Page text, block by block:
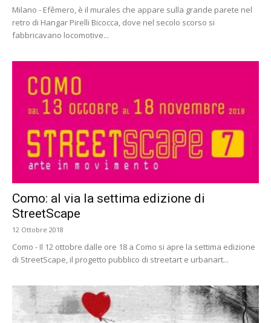
Milano - Efêmero, è il murales che appare sulla grande parete nel
retro di Hangar Pirelli Bicocca, dove nel secolo scorso si
fabbricavano locomotive...
Como: al via la settima edizione di
StreetScape
12 Ottobre 2018
Como - Il 12 ottobre dalle ore 18 a Como si apre la settima edizione
di StreetScape, il progetto pubblico di streetart e urbanart...